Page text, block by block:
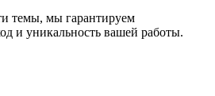
темы, мы гарантируем
и уникальность вашей работы.